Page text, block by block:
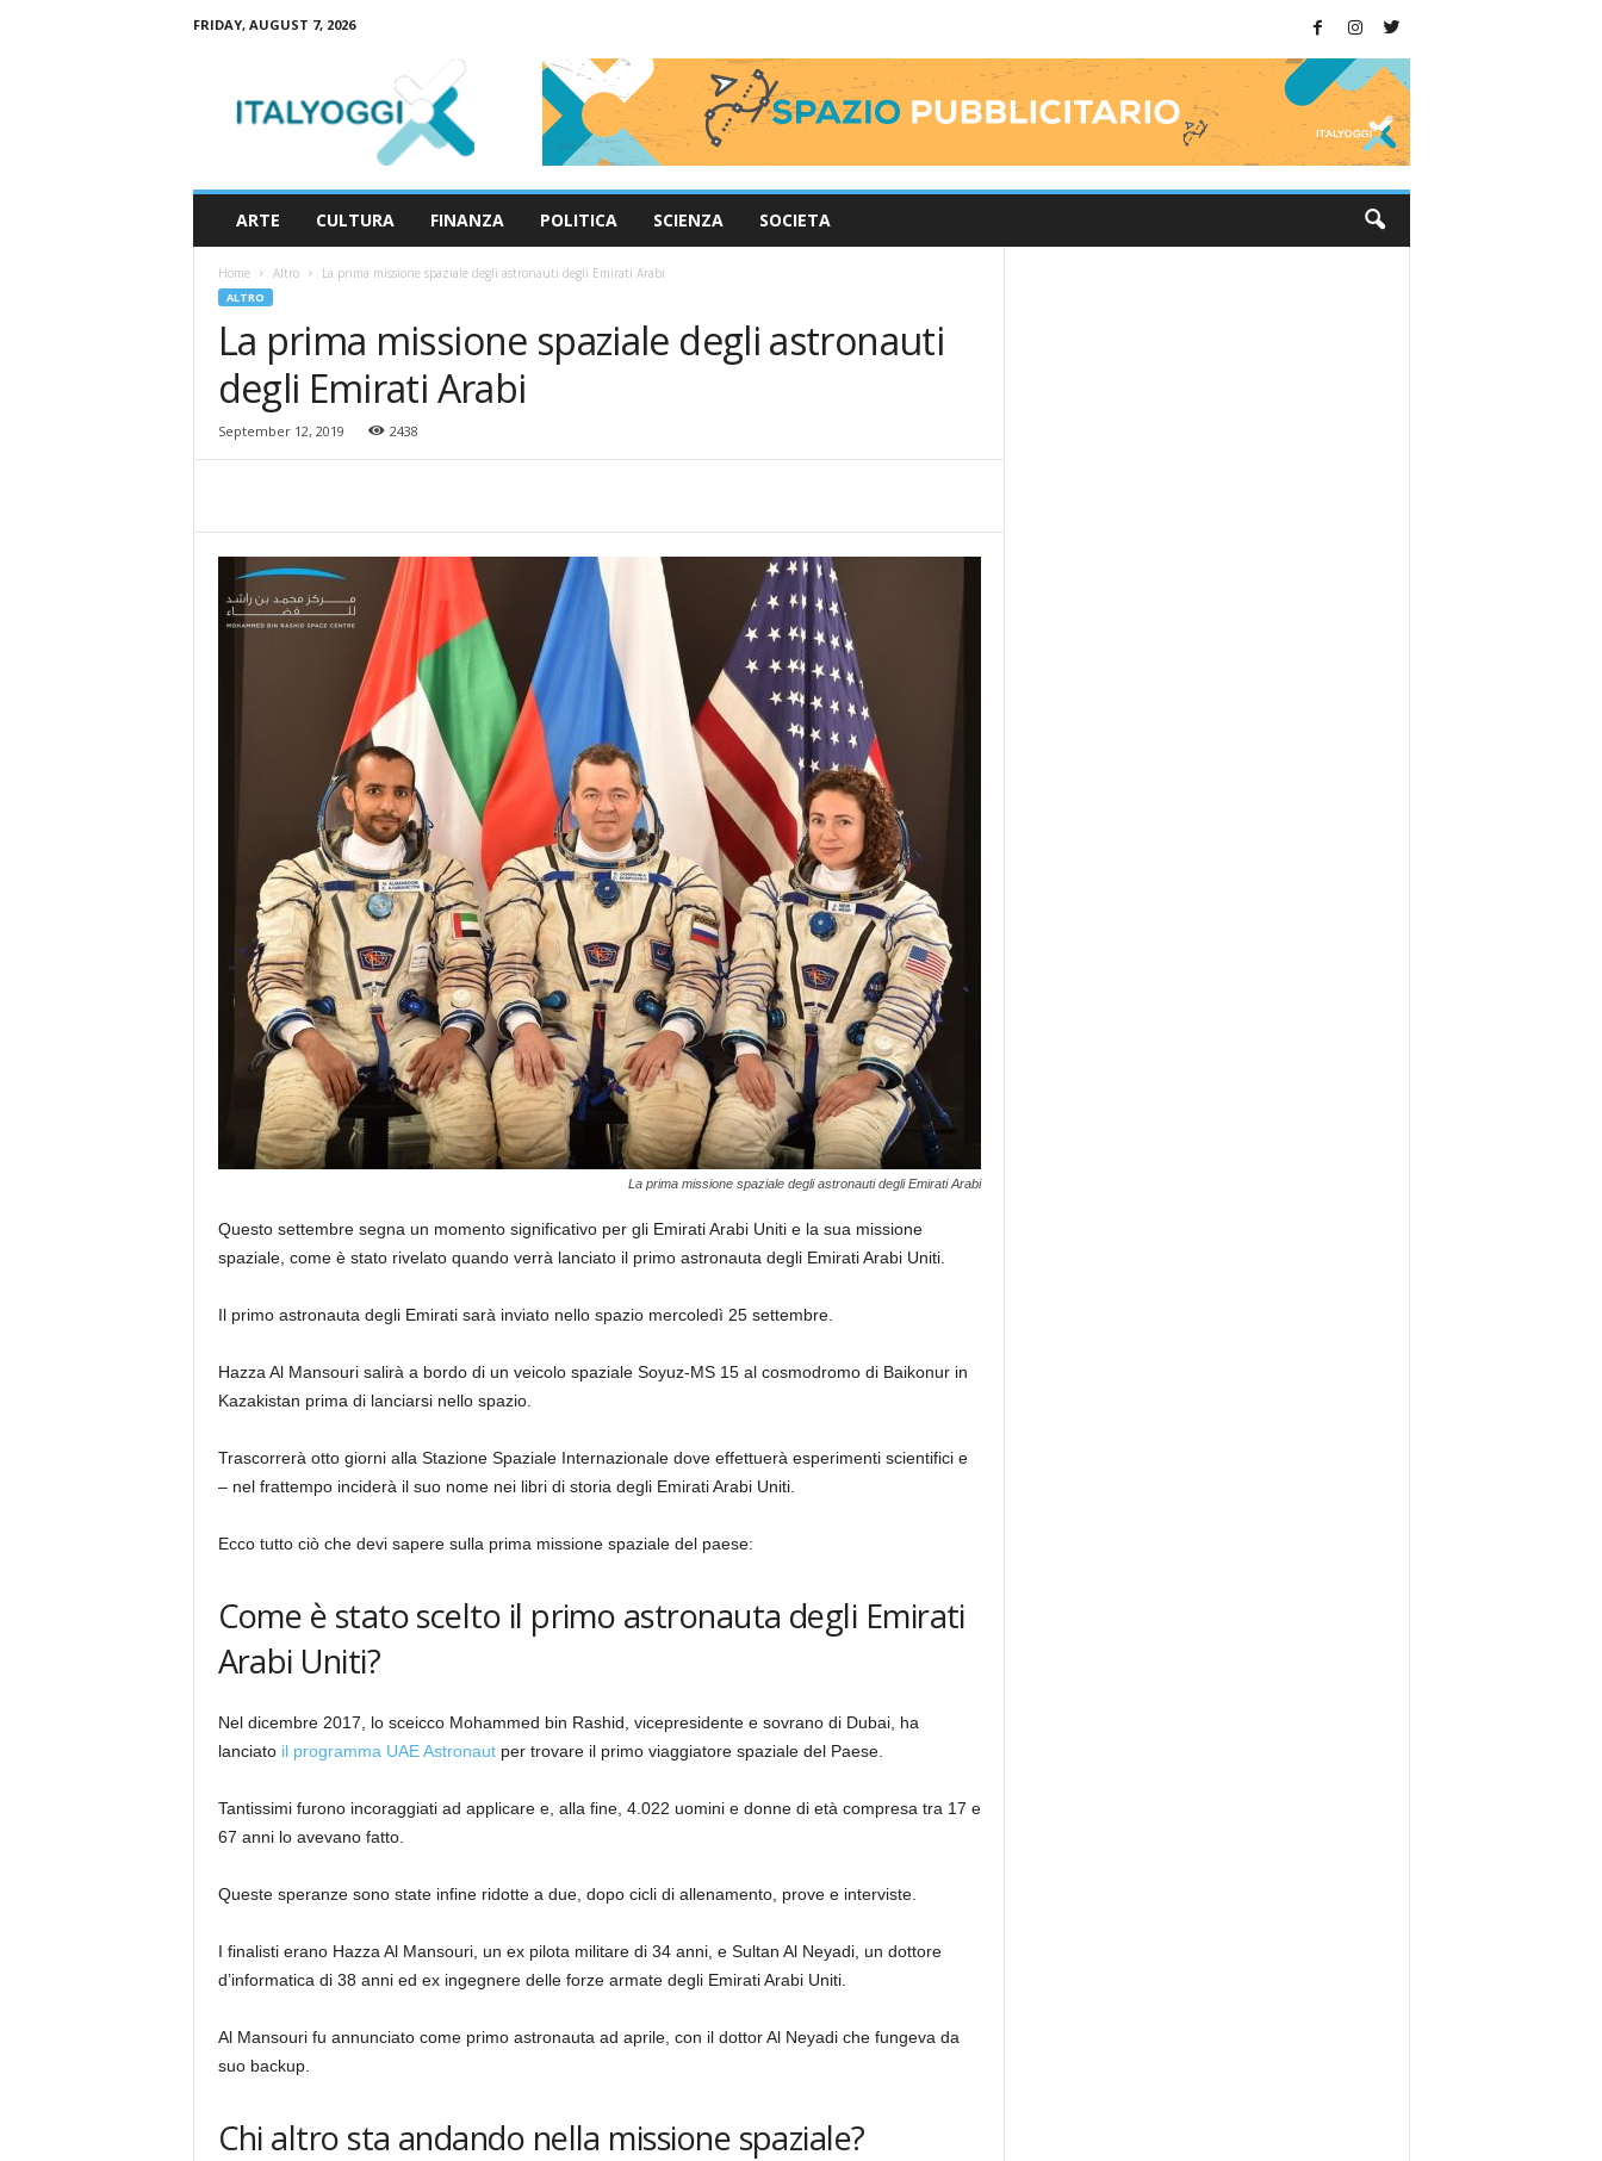
FRIDAY, AUGUST 7, 2026
ARTE CULTURA FINANZA POLITICA SCIENZA SOCIETA
Home Altro La prima missione spaziale degli astronauti degli Emirati Arabi
ALTRO
La prima missione spaziale degli astronauti
degli Emirati Arabi
September 12, 2019 2438
La prima missione spaziale degli astronauti degli Emirati Arabi
Questo settembre segna un momento significativo per gli Emirati Arabi Uniti e la sua missione
spaziale, come è stato rivelato quando verrà lanciato il primo astronauta degli Emirati Arabi Uniti.
Il primo astronauta degli Emirati sarà inviato nello spazio mercoledì 25 settembre.
Hazza Al Mansouri salirà a bordo di un veicolo spaziale Soyuz-MS 15 al cosmodromo di Baikonur in
Kazakistan prima di lanciarsi nello spazio.
Trascorrerà otto giorni alla Stazione Spaziale Internazionale dove effettuerà esperimenti scientifici e
– nel frattempo inciderà il suo nome nei libri di storia degli Emirati Arabi Uniti.
Ecco tutto ciò che devi sapere sulla prima missione spaziale del paese:
Come è stato scelto il primo astronauta degli Emirati
Arabi Uniti?
Nel dicembre 2017, lo sceicco Mohammed bin Rashid, vicepresidente e sovrano di Dubai, ha
lanciatoil programma UAE Astronautper trovare il primo viaggiatore spaziale del Paese.
Tantissimi furono incoraggiati ad applicare e, alla fine, 4.022 uomini e donne di età compresa tra 17 e
67 anni lo avevano fatto.
Queste speranze sono state infine ridotte a due, dopo cicli di allenamento, prove e interviste.
I finalisti erano Hazza Al Mansouri, un ex pilota militare di 34 anni, e Sultan Al Neyadi, un dottore
d’informatica di 38 anni ed ex ingegnere delle forze armate degli Emirati Arabi Uniti.
Al Mansouri fu annunciato come primo astronauta ad aprile, con il dottor Al Neyadi che fungeva da
suo backup.
Chi altro sta andando nella missione spaziale?